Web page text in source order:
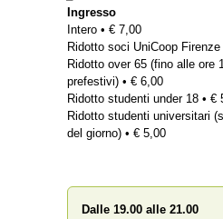
Ingresso
Intero • € 7,00
Ridotto soci UniCoop Firenze
Ridotto over 65 (fino alle ore
prefestivi) • € 6,00
Ridotto studenti under 18 • €
Ridotto studenti universitari
del giorno) • € 5,00
Dalle 19.00 alle 21.00